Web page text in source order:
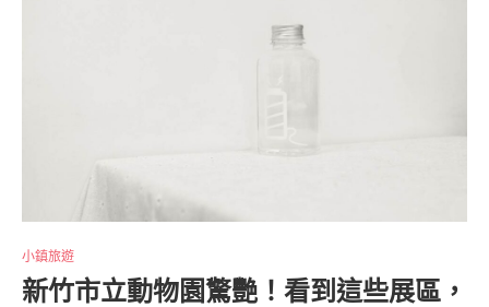
小鎮旅遊
新竹市立動物園驚艷！看到這些展區，